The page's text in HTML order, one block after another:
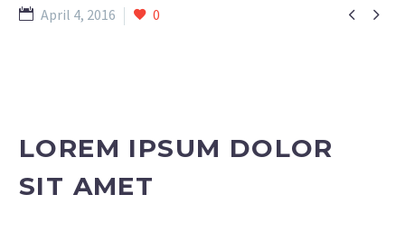
 
April 4, 2016 0
LOREM IPSUM DOLOR
SIT AMET